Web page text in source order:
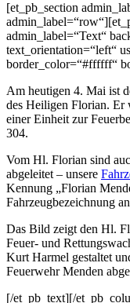
[et_pb_section
admin_label=“Text“
text_orientation=“left“
border_color=“#ffffff“
Am heutigen 4. Mai ist
des Heiligen Florian. Er
einer Einheit zur
304.
Vom Hl. Florian sind
abgeleitet – unsere
Kennung „Florian
Fahrzeugbezeichnung
Das Bild zeigt den Hl.
Feuer- und
Kurt Harmel gestaltet
Feuerwehr Menden
[/et_pb_text][/